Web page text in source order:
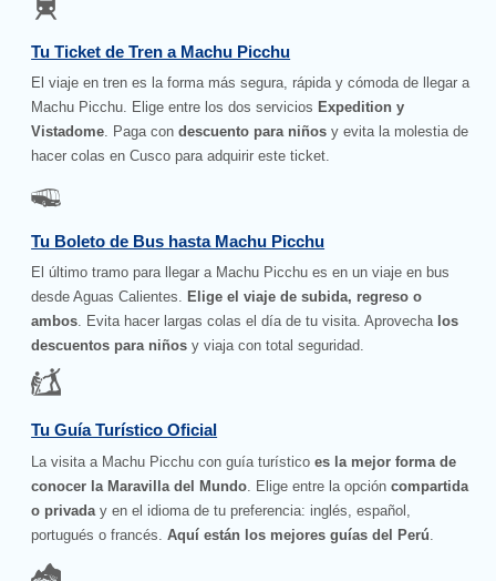
Tu Ticket de Tren a Machu Picchu
El viaje en tren es la forma más segura, rápida y cómoda de llegar a
Machu Picchu. Elige entre los dos servicios Expedition y
Vistadome. Paga condescuento para niños y evita la molestia de
hacer colas en Cusco para adquirir este ticket.
Tu Boleto de Bus hasta Machu Picchu
El último tramo para llegar a Machu Picchu es en un viaje en bus
desde Aguas Calientes. Elige el viaje de subida, regreso o
ambos. Evita hacer largas colas el día de tu visita. Aprovecha los
descuentos para niños y viaja con total seguridad.
Tu Guía Turístico Oficial
La visita a Machu Picchu con guía turístico es la mejor forma de
conocer la Maravilla del Mundo . Elige entre la opcióncompartida
o privada y en el idioma de tu preferencia: inglés, español,
portugués o francés.Aquí están los mejores guías del Perú